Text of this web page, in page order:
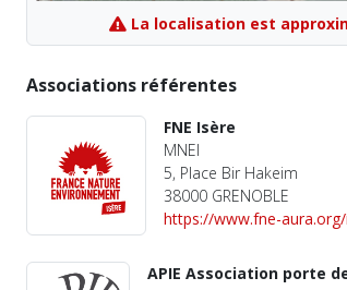
La localisation est
Associations référentes
FNE Isère
MNEI
5, Place Bir Hakeim
38000 GRENOBLE
https://www.fne-
APIE Association porte